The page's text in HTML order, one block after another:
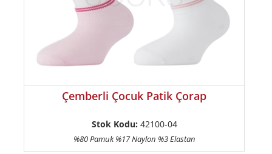
Çemberli Çocuk Patik Çorap
Stok Kodu: 42100-04
%80 Pamuk %17 Naylon %3 Elastan